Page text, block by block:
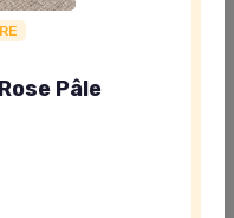
et garantira que votre
au drap housse parfait
Pâle